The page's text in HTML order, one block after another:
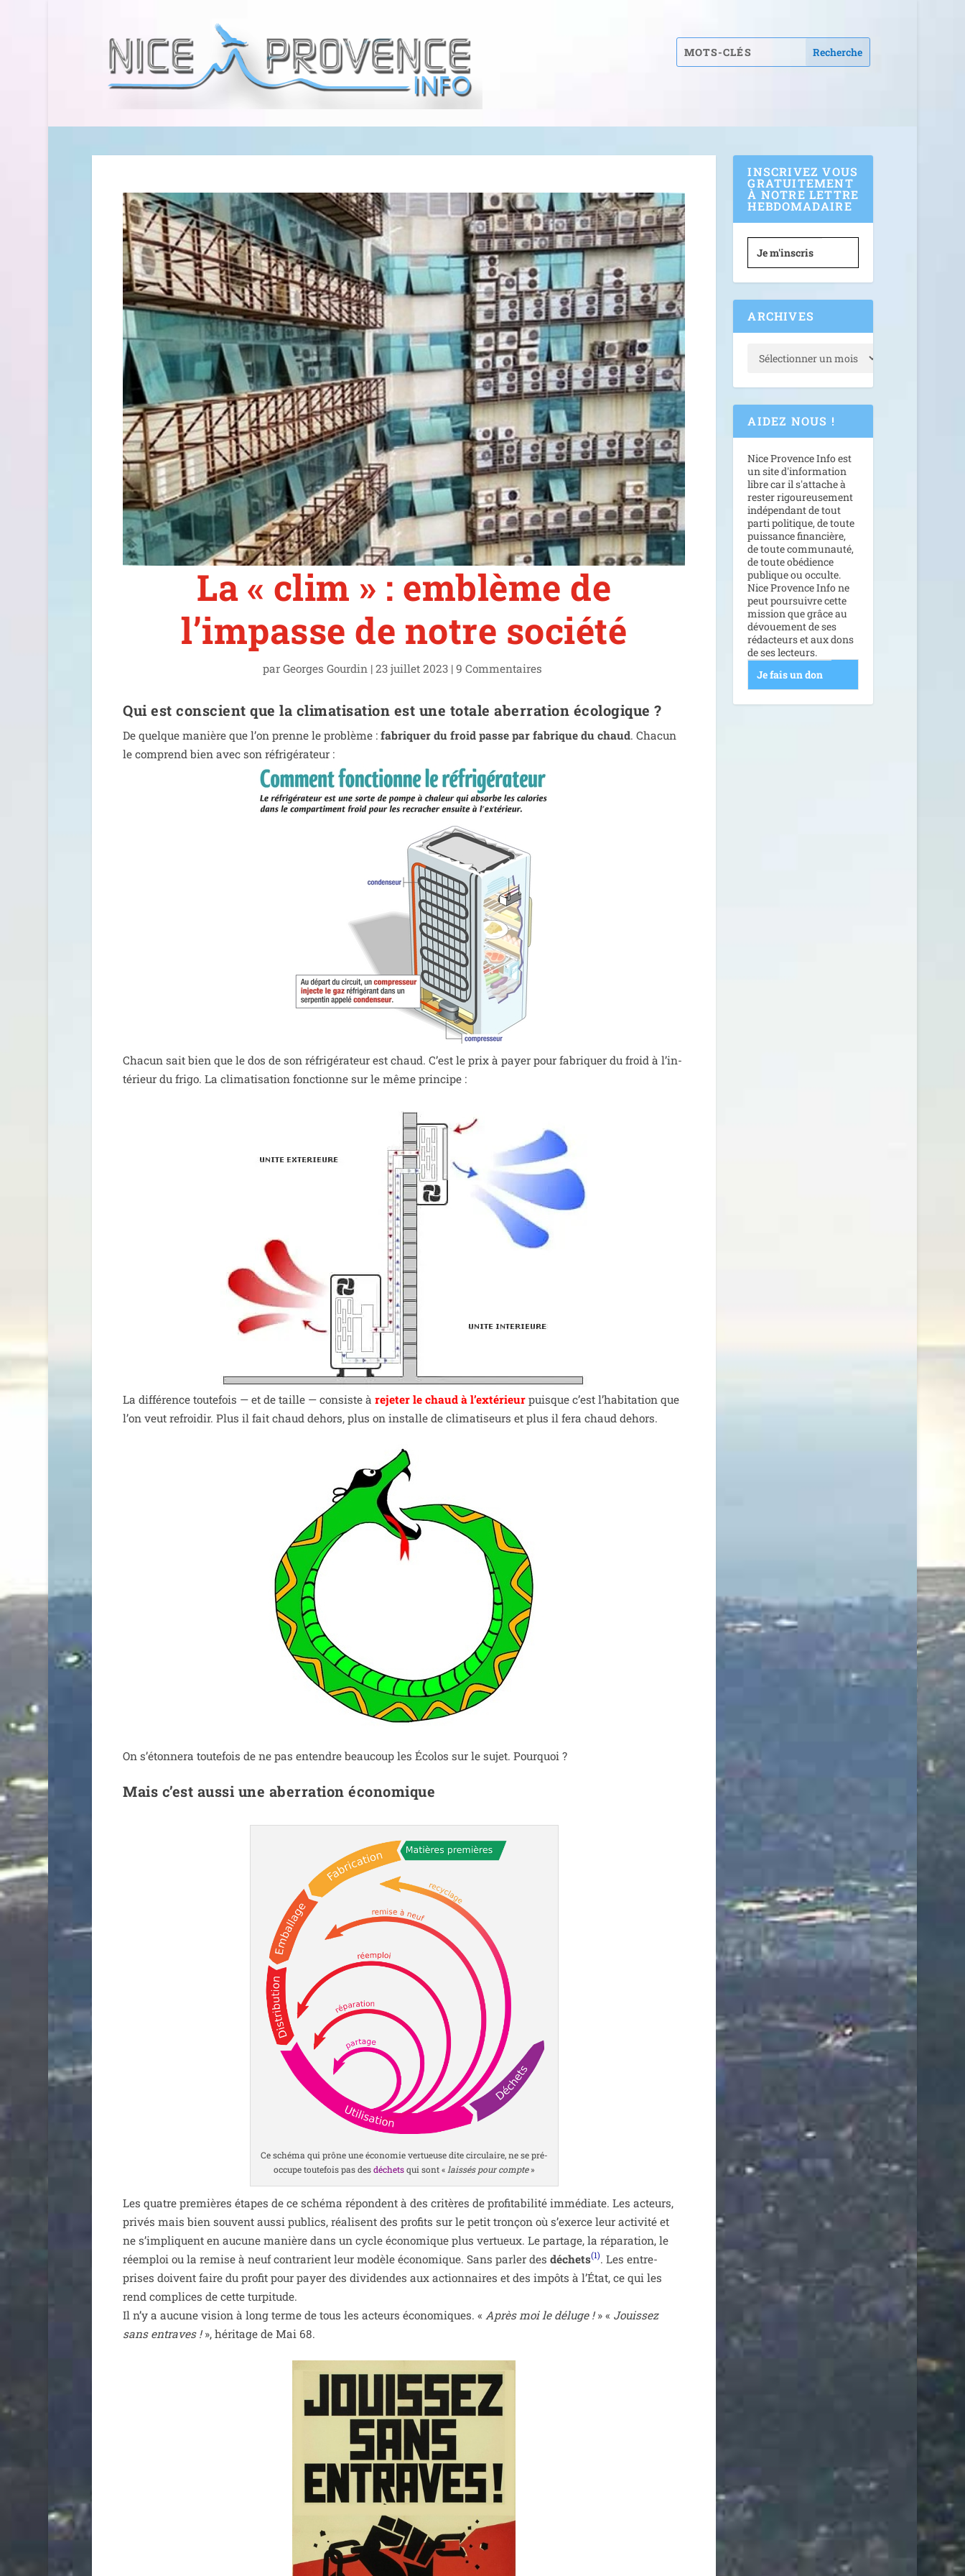
La « clim » : emblème de
l’impasse de notre société
parGeorges Gourdin |23 juillet 2023 |9 Commentaires
Qui est conscient que la climatisation est une totale aberration écologique ?
De quelque manière que l’on prenne le pro­blème :fabri­quer du froid passe par fabrique du chaud. Chacun
le com­prend bien avec son réfri­gé­ra­teur :
Chacun sait bien que le dos de son réfri­gé­ra­teur est chaud. C’est le prix à payer pour fabri­quer du froid à l’in­
té­rieur du fri­go. La cli­ma­ti­sa­tion fonc­tionne sur le même prin­cipe :
La dif­fé­rence tou­te­fois — et de taille — consiste àreje­ter le chaud à l’ex­té­rieur puisque c’est l’ha­bi­ta­tion que
l’on veut refroi­dir. Plus il fait chaud dehors, plus on ins­talle de cli­ma­ti­seurs et plus il fera chaud dehors.
On s’é­ton­ne­ra tou­te­fois de ne pas entendre beau­coup les Écolos sur le sujet. Pourquoi ?
Mais c’est aussi une aberration économique
Ce sché­ma qui prône une éco­no­mie ver­tueuse dite cir­cu­laire, ne se pré­
oc­cupe tou­te­fois pas desdéchetsqui sont « lais­sés pour compte»
Les quatre pre­mières étapes de ce sché­ma répondent à des cri­tères de pro­fi­ta­bi­li­té immé­diate. Les acteurs,
pri­vés mais bien sou­vent aus­si publics, réa­lisent des pro­fits sur le petit tron­çon où s’exerce leur acti­vi­té et
ne s’im­pliquent en aucune manière dans un cycle éco­no­mique plus ver­tueux. Le par­tage, la répa­ra­tion, le
réem­ploi ou la remise à neuf contra­rient leur modèle éco­no­mique. Sans par­ler desdéchets(1). Les entre­
prises doivent faire du pro­fit pour payer des divi­dendes aux action­naires et des impôts à l’État, ce qui les
rend com­plices de cette tur­pi­tude.
Il n’y a aucune vision à long terme de tous les acteurs éco­no­miques. « Après moi le déluge !» « Jouissez
sans entraves !», héri­tage de Mai 68.
INSCRIVEZ VOUS
GRATUITEMENT
À NOTRE LETTRE
HEBDOMADAIRE
Je m'inscris
ARCHIVES
AIDEZ NOUS !
Nice Provence Info est
un site d'information
libre car il s'attache à
rester rigoureusement
indépendant de tout
parti politique, de toute
puissance financière,
de toute communauté,
de toute obédience
publique ou occulte.
Nice Provence Info ne
peut poursuivre cette
mission que grâce au
dévouement de ses
rédacteurs et aux dons
de ses lecteurs.
Je fais un don